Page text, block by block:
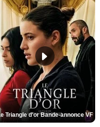
Triangle d'or Bande-annonce VF